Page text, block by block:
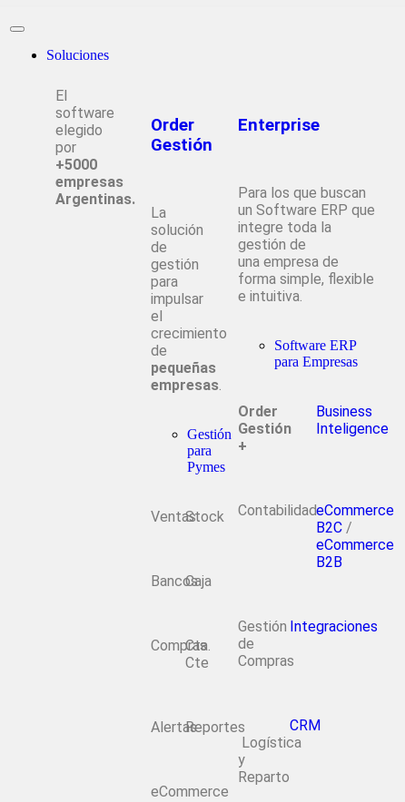
Soluciones
El
software
elegido
por
+5000
empresas
Argentinas.
Order
Gestión
La
solución
de
gestión
para
impulsar
el
crecimiento
de
pequeñas
empresas.
Gestión
para
Pymes
VentasStock
BancosCaja
Compras
Cta.
Cte
AlertasReportes
eCommerce
Enterprise
Para los que buscan
un Software ERP que
integre toda la
gestión de
una empresa de
forma simple, flexible
e intuitiva.
Software ERP
para Empresas
Order
Gestión
+
Business
Inteligence
ContabilidadeCommerce
B2C/
eCommerce
B2B
Gestión
de
Compras
Integraciones
Logística
y
Reparto
CRM